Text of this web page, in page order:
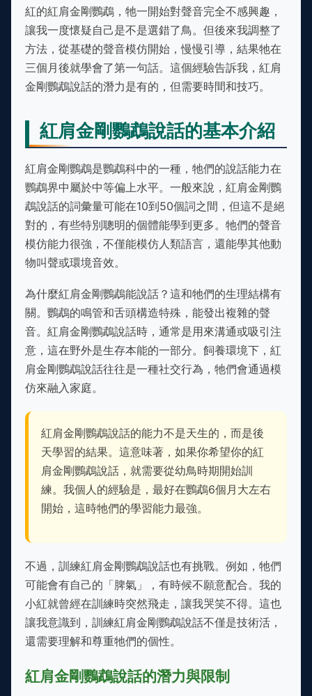
紅的紅肩金剛鸚鵡，牠一開始對聲音完全不感興趣，
讓我一度懷疑自己是不是選錯了鳥。但後來我調整了
方法，從基礎的聲音模仿開始，慢慢引導，結果牠在
三個月後就學會了第一句話。這個經驗告訴我，紅肩
金剛鸚鵡說話的潛力是有的，但需要時間和技巧。
紅肩金剛鸚鵡說話的基本介紹
紅肩金剛鸚鵡是鸚鵡科中的一種，牠們的說話能力在
鸚鵡界中屬於中等偏上水平。一般來說，紅肩金剛鸚
鵡說話的詞彙量可能在10到50個詞之間，但這不是絕
對的，有些特別聰明的個體能學到更多。牠們的聲音
模仿能力很強，不僅能模仿人類語言，還能學其他動
物叫聲或環境音效。
為什麼紅肩金剛鸚鵡能說話？這和牠們的生理結構有
關。鸚鵡的鳴管和舌頭構造特殊，能發出複雜的聲
音。紅肩金剛鸚鵡說話時，通常是用來溝通或吸引注
意，這在野外是生存本能的一部分。飼養環境下，紅
肩金剛鸚鵡說話往往是一種社交行為，牠們會通過模
仿來融入家庭。
紅肩金剛鸚鵡說話的能力不是天生的，而是後
天學習的結果。這意味著，如果你希望你的紅
肩金剛鸚鵡說話，就需要從幼鳥時期開始訓
練。我個人的經驗是，最好在鸚鵡6個月大左右
開始，這時牠們的學習能力最強。
不過，訓練紅肩金剛鸚鵡說話也有挑戰。例如，牠們
可能會有自己的「脾氣」，有時候不願意配合。我的
小紅就曾經在訓練時突然飛走，讓我哭笑不得。這也
讓我意識到，訓練紅肩金剛鸚鵡說話不僅是技術活，
還需要理解和尊重牠們的個性。
紅肩金剛鸚鵡說話的潛力與限制